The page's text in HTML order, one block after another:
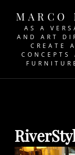
MARCO
AS A
AND ART
CREATE